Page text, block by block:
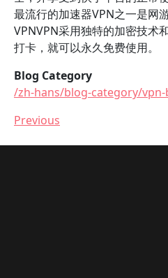
最流行的加速器VPN之一是网
VPNVPN采用独特的加密技术
打卡，就可以永久免费使用。
Blog Category
/zh-hans/blog-category/vpn-
Previous